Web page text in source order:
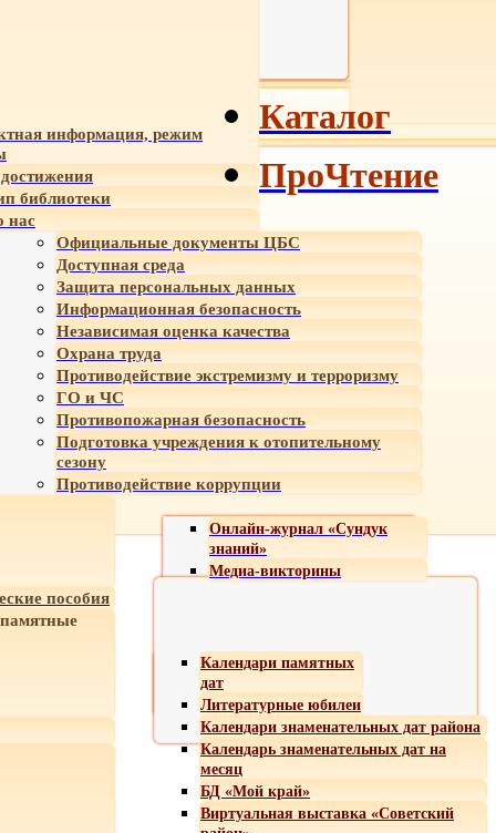
информация, режим
библиотеки
нас
Официальные документы ЦБС
Доступная среда
Защита персональных данных
Информационная безопасность
Независимая оценка качества
Охрана труда
Противодействие экстремизму и терроризму
ГО и ЧС
Противопожарная безопасность
Подготовка учреждения к отопительному
сезону
Противодействие коррупции
Онлайн-журнал «Сундук
знаний»
Медиа-викторины
пособия
Календари памятных
дат
Литературные юбилеи
Календари знаменательных дат района
Календарь знаменательных дат на
месяц
БД «Мой край»
Виртуальная выставка «Советский
Каталог
ПроЧтение